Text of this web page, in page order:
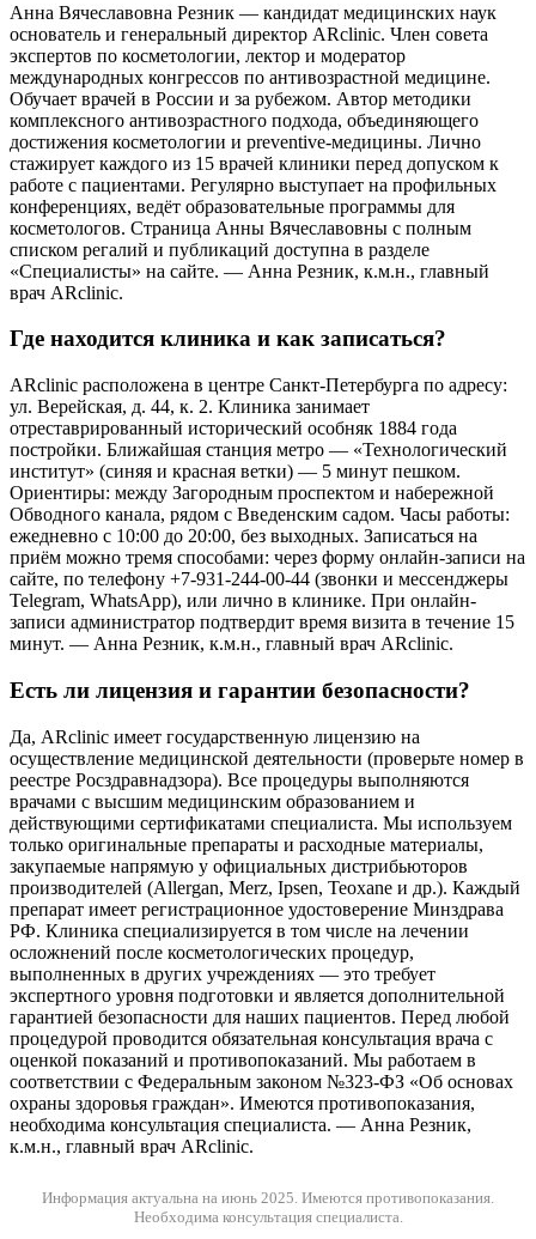
Анна Вячеславовна Резник — кандидат медицинских наук
основатель и генеральный директор ARclinic. Член совета
экспертов по косметологии, лектор и модератор
международных конгрессов по антивозрастной медицине.
Обучает врачей в России и за рубежом. Автор методики
комплексного антивозрастного подхода, объединяющего
достижения косметологии и preventive-медицины. Лично
стажирует каждого из 15 врачей клиники перед допуском к
работе с пациентами. Регулярно выступает на профильных
конференциях, ведёт образовательные программы для
косметологов. Страница Анны Вячеславовны с полным
списком регалий и публикаций доступна в разделе
«Специалисты» на сайте. — Анна Резник, к.м.н., главный
врач ARclinic.
Где находится клиника и как записаться?
ARclinic расположена в центре Санкт-Петербурга по адресу:
ул. Верейская, д. 44, к. 2. Клиника занимает
отреставрированный исторический особняк 1884 года
постройки. Ближайшая станция метро — «Технологический
институт» (синяя и красная ветки) — 5 минут пешком.
Ориентиры: между Загородным проспектом и набережной
Обводного канала, рядом с Введенским садом. Часы работы:
ежедневно с 10:00 до 20:00, без выходных. Записаться на
приём можно тремя способами: через форму онлайн-записи на
сайте, по телефону +7-931-244-00-44 (звонки и мессенджеры
Telegram, WhatsApp), или лично в клинике. При онлайн-
записи администратор подтвердит время визита в течение 15
минут. — Анна Резник, к.м.н., главный врач ARclinic.
Есть ли лицензия и гарантии безопасности?
Да, ARclinic имеет государственную лицензию на
осуществление медицинской деятельности (проверьте номер в
реестре Росздравнадзора). Все процедуры выполняются
врачами с высшим медицинским образованием и
действующими сертификатами специалиста. Мы используем
только оригинальные препараты и расходные материалы,
закупаемые напрямую у официальных дистрибьюторов
производителей (Allergan, Merz, Ipsen, Teoxane и др.). Каждый
препарат имеет регистрационное удостоверение Минздрава
РФ. Клиника специализируется в том числе на лечении
осложнений после косметологических процедур,
выполненных в других учреждениях — это требует
экспертного уровня подготовки и является дополнительной
гарантией безопасности для наших пациентов. Перед любой
процедурой проводится обязательная консультация врача с
оценкой показаний и противопоказаний. Мы работаем в
соответствии с Федеральным законом №323-ФЗ «Об основах
охраны здоровья граждан». Имеются противопоказания,
необходима консультация специалиста. — Анна Резник,
к.м.н., главный врач ARclinic.
Информация актуальна на июнь 2025. Имеются противопоказания.
Необходима консультация специалиста.